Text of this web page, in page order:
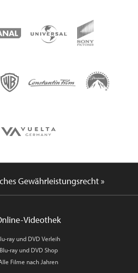
Gewährleistungsrecht »
Videothek
ray und DVD Verleih
Blu-ray und DVD Shop
Filme nach Jahren